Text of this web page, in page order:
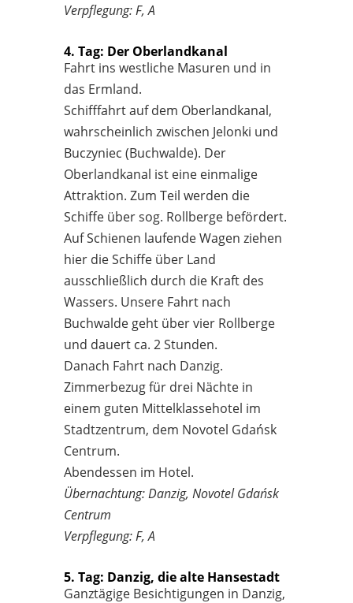
Verpflegung: F, A
4. Tag: Der Oberlandkanal
Fahrt ins westliche Masuren und in
das Ermland.
Schifffahrt auf dem Oberlandkanal,
wahrscheinlich zwischen Jelonki und
Buczyniec (Buchwalde). Der
Oberlandkanal ist eine einmalige
Attraktion. Zum Teil werden die
Schiffe über sog. Rollberge befördert.
Auf Schienen laufende Wagen ziehen
hier die Schiffe über Land
ausschließlich durch die Kraft des
Wassers. Unsere Fahrt nach
Buchwalde geht über vier Rollberge
und dauert ca. 2 Stunden.
Danach Fahrt nach Danzig.
Zimmerbezug für drei Nächte in
einem guten Mittelklassehotel im
Stadtzentrum, dem Novotel Gdańsk
Centrum.
Abendessen im Hotel.
Übernachtung: Danzig, Novotel Gdańsk
Centrum
Verpflegung: F, A
5. Tag: Danzig, die alte Hansestadt
Ganztägige Besichtigungen in Danzig,